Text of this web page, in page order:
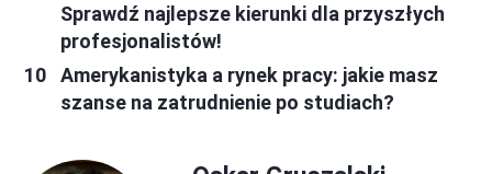
Sprawdź najlepsze kierunki dla przyszłych
profesjonalistów!
Amerykanistyka a rynek pracy: jakie masz
szanse na zatrudnienie po studiach?